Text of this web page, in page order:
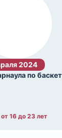
2024
по
от 16 до 23 лет